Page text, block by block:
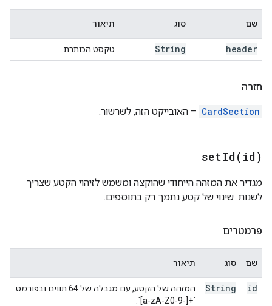
שם סוג תיאור
header
String טקסט הכותרת.
חזרה
CardSection – האובייקט הזה, לשרשור.
setId( id)
מגדיר את המזהה הייחודי שהוקצה ומשמש לזיהוי הקטע שצריך
לשנות. שינוי של קטע נתמך רק בתוספים.
פרמטרים
שם סוג תיאור
id
String
המזהה של הקטע, עם מגבלה של 64 תווים ובפורמט
‎`[a-zA-Z0-9-]+`‎.